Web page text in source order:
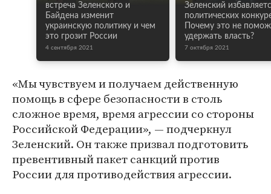
встреча Зеленского и
Байдена изменит
украинскую политику и чем
это грозит России
4 сентября 2021
Зеленский
политических
Почему это не
удержать власть?
7 октября 2021
«Мы чувствуем и получаем действенную
помощь в сфере безопасности в столь
сложное время, время агрессии со стороны
Российской Федерации», — подчеркнул
Зеленский. Он также призвал подготовить
превентивный пакет санкций против
России для противодействия агрессии.